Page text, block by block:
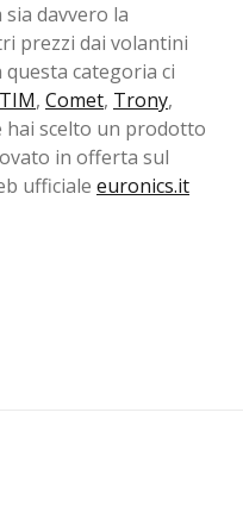
davvero la
prezzi dai volantini
questa categoria ci
TIM, Comet, Trony,
hai scelto un prodotto
in offerta sul
ufficiale euronics.it